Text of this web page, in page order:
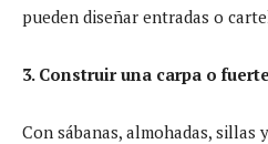
pueden diseñar entradas o
3. Construir una carpa o fuerte
Con sábanas, almohadas, sillas